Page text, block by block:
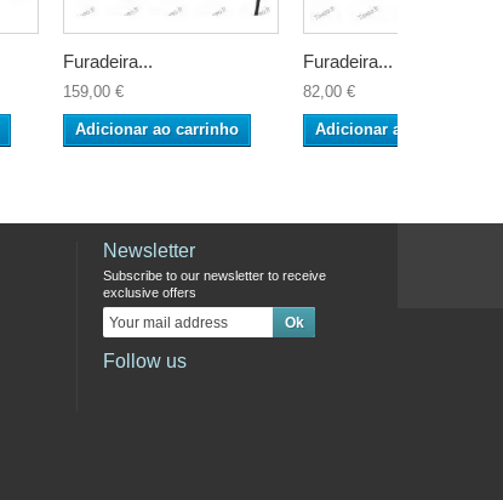
Furadeira...
159,00 €
Adicionar ao carrinho
Furadeira...
82,00 €
Adicionar ao carrinho
Newsletter
Subscribe to our newsletter to receive
exclusive offers
Follow us